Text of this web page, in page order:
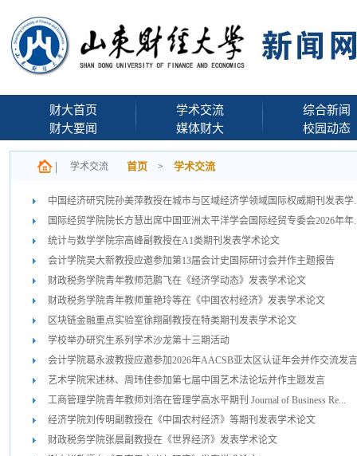
财大首页
财大要闻
学术交流
媒体财大
综合新闻
校园动态
学术交流 首页 > 学术交流
中国经济研究院孙美萍教授在城市与区域经济学领域国际权威期刊发表学
国际经贸学院院长方慧出席中国亚洲太平洋学会国际经贸专委会2026年年
统计与数学学院宗高峰副教授在A1类期刊发表学术论文
会计学院吴大新教授应邀参加第13届会计史国际研讨会并作主题报告
财政税务学院青年教师范鹏飞在《经济学动态》发表学术论文
财政税务学院青年教师董艳玲等在《中国农村经济》发表学术论文
区块链金融重点实验室徐翔副教授在特类期刊发表学术论文
学校举办研究生系列学术沙龙第十三期活动
会计学院葛永波教授应邀参加2026年AACSB亚太区认证年会并作交流发言
艺术学院宋述林、周玮佳参加第七届中国艺术法论坛并作主题发言
工商管理学院青年教师刘浩在管理学高水平期刊 Journal of Business Re...
经济学院刘传明副教授在《中国农村经济》等期刊发表学术论文
财政税务学院张晨副教授在《世界经济》发表学术论文